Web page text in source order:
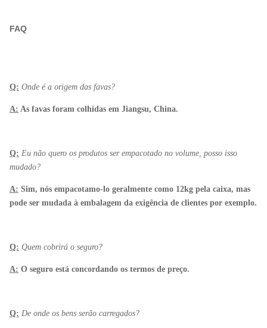
FAQ
Q: Onde é a origem das favas?
A: As favas foram colhidas em Jiangsu, China.
Q: Eu não quero os produtos ser empacotado no volume, posso isso
mudado?
A: Sim, nós empacotamo-lo geralmente como 12kg pela caixa, mas
pode ser mudada à embalagem da exigência de clientes por exemplo.
Q: Quem cobrirá o seguro?
A: O seguro está concordando os termos de preço.
Q: De onde os bens serão carregados?